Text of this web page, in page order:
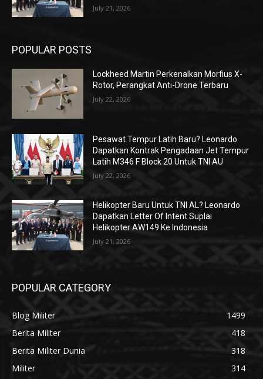
July 21, 2026
POPULAR POSTS
Lockheed Martin Perkenalkan Morfius X-
Rotor, Perangkat Anti-Drone Terbaru
July 22, 2026
Pesawat Tempur Latih Baru? Leonardo
Dapatkan Kontrak Pengadaan Jet Tempur
Latih M346 F Block 20 Untuk TNI AU
July 22, 2026
Helikopter Baru Untuk TNI AL? Leonardo
Dapatkan Letter Of Intent Suplai
Helikopter AW149 Ke Indonesia
July 21, 2026
POPULAR CATEGORY
Blog Militer
1499
Berita Militer
418
Berita Militer Dunia
318
Militer
314